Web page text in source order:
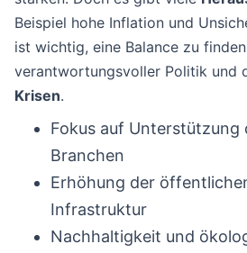
Beispiel hohe Inflation und
ist wichtig, eine Balance zu
verantwortungsvoller Politik und
Krisen.
Fokus auf
Branchen
Erhöhung der
Infrastruktur
Nachhaltigkeit und